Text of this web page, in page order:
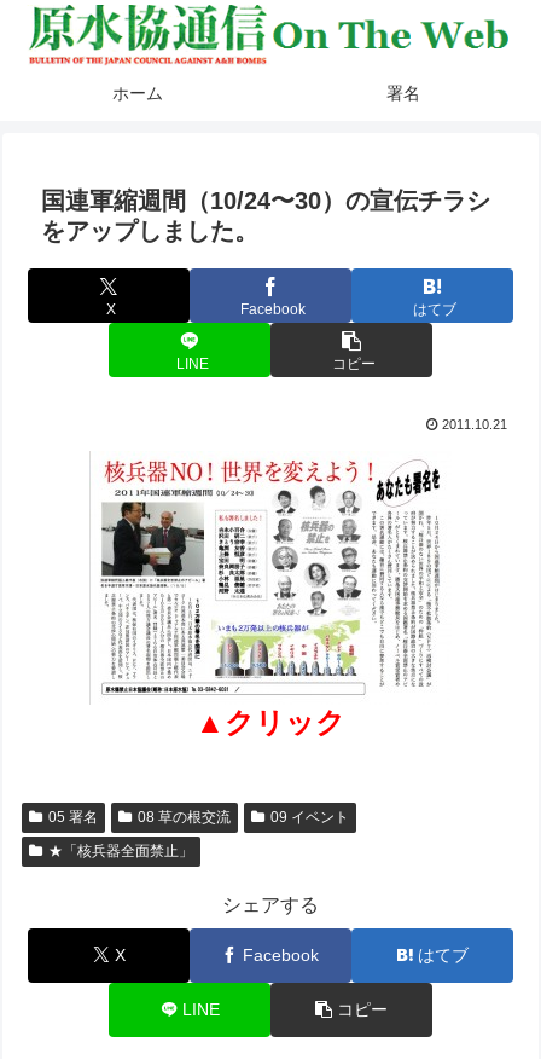
ホーム 署名
国連軍縮週間（10/24〜30）の宣伝チラシ
をアップしました。
X Facebook はてブ
LINE コピー
2011.10.21
▲クリック
05 署名 08 草の根交流
09 イベント
★「核兵器全面禁止」
シェアする
X Facebook はてブ
LINE コピー